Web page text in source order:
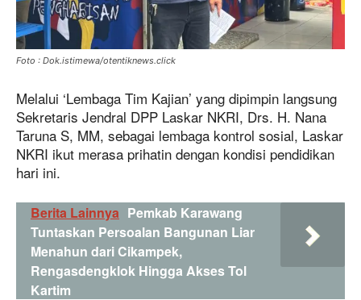
Foto : Dok.istimewa/otentiknews.click
Melalui ‘Lembaga Tim Kajian’ yang dipimpin langsung
Sekretaris Jendral DPP Laskar NKRI, Drs. H. Nana
Taruna S, MM, sebagai lembaga kontrol sosial, Laskar
NKRI ikut merasa prihatin dengan kondisi pendidikan
hari ini.
Berita Lainnya Pemkab Karawang
Tuntaskan Persoalan Bangunan Liar
Menahun dari Cikampek,
Rengasdengklok Hingga Akses Tol
Kartim